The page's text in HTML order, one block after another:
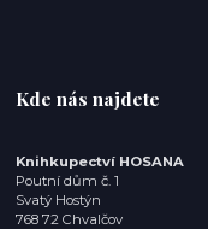
Kde nás najdete
Knihkupectví HOSANA
Poutní dům č. 1
Svatý Hostýn
768 72 Chvalčov